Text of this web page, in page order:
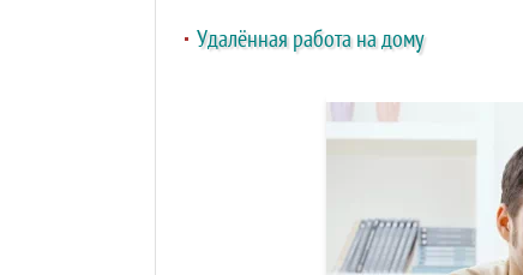
Удалённая работа на дому